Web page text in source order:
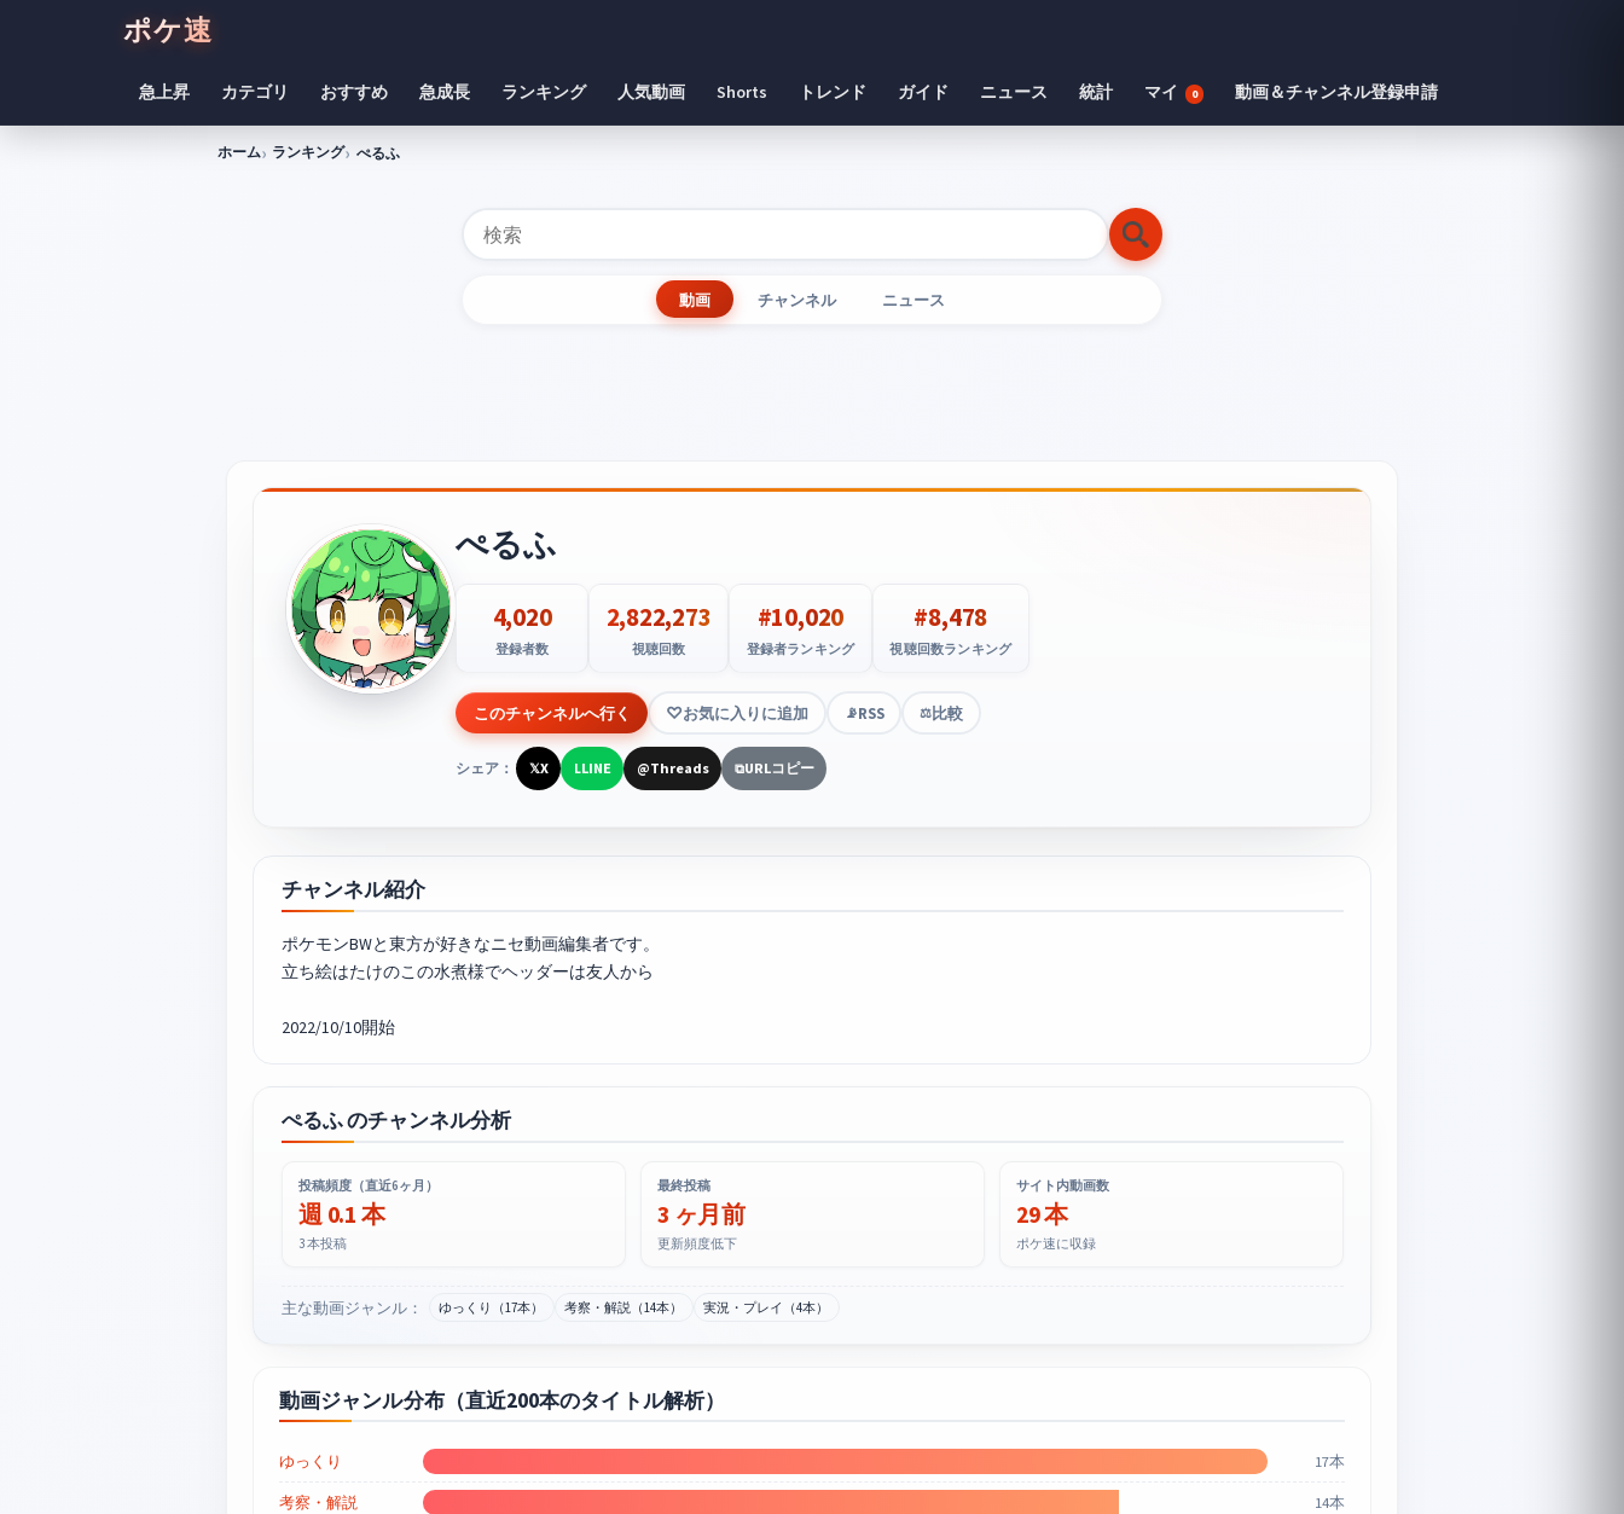
ポケ速
急上昇 カテゴリ おすすめ 急成長 ランキング 人気動画 Shorts トレンド ガイド ニュース 統計 マイ 0 動画＆チャンネル登録申請
ホーム ランキング ぺるふ
動画 チャンネル ニュース
ぺるふ
4,020
登録者数
2,822,273
視聴回数
#10,020
登録者ランキング
#8,478
視聴回数ランキング
このチャンネルへ行く お気に入りに追加 📡RSS ⚖️比較
シェア： 𝕏X LLINE @Threads ⧉URLコピー
チャンネル紹介
ポケモンBWと東方が好きなニセ動画編集者です。
立ち絵はたけのこの水煮様でヘッダーは友人から
2022/10/10開始
ぺるふ のチャンネル分析
投稿頻度（直近6ヶ月）
週 0.1 本
3 本投稿
最終投稿
3 ヶ月前
更新頻度低下
サイト内動画数
29 本
ポケ速に収録
主な動画ジャンル： ゆっくり（17本） 考察・解説（14本） 実況・プレイ（4本）
動画ジャンル分布（直近200本のタイトル解析）
ゆっくり 17本
考察・解説 14本